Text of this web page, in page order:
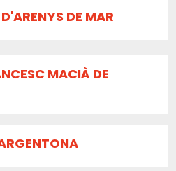
DE MAR
MACIÀ DE